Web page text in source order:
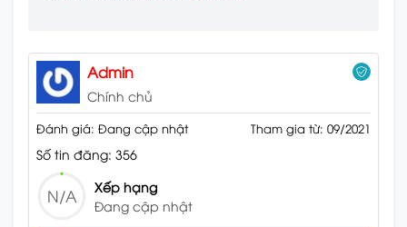
Admin
Chính chủ
Đánh giá: Đang cập nhật Tham gia từ: 09/2021
Số tin đăng: 356
N/A
Xếp hạng
Đang cập nhật